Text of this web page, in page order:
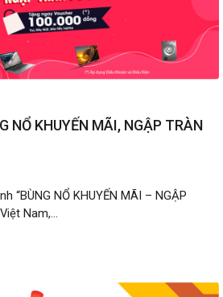
NỔ KHUYẾN MÃI, NGẬP TRÀN
“BÙNG NỔ KHUYẾN MÃI – NGẬP
Nam,...